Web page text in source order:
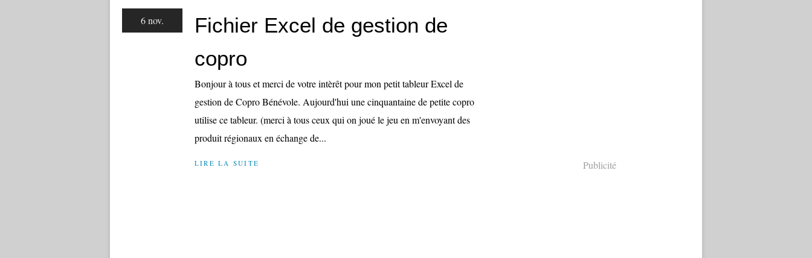
6 nov.
Fichier Excel de gestion de
copro
Bonjour à tous et merci de votre intèrêt pour mon petit tableur Excel de
gestion de Copro Bénévole. Aujourd'hui une cinquantaine de petite copro
utilise ce tableur. (merci à tous ceux qui on joué le jeu en m'envoyant des
produit régionaux en échange de...
LIRE LA SUITE Publicité